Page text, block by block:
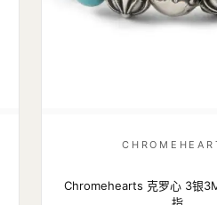
Chromehearts 克罗心 3银